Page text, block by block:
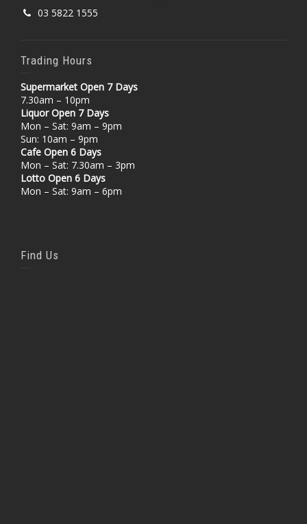
03 5822 1555
Trading Hours
Supermarket Open 7 Days
7.30am – 10pm
Liquor Open 7 Days
Mon – Sat: 9am – 9pm
Sun: 10am – 9pm
Cafe Open 6 Days
Mon – Sat: 7.30am – 3pm
Lotto Open 6 Days
Mon – Sat: 9am – 6pm
Find Us